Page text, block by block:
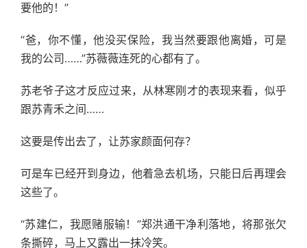
要他的！”
“爸，你不懂，他没买保险，我当然要跟他离婚，可是
我的公司……”苏薇薇连死的心都有了。
苏老爷子这才反应过来，从林寒刚才的表现来看，似乎
跟苏青禾之间……
这要是传出去了，让苏家颜面何存？
可是车已经开到身边，他着急去机场，只能日后再理会
这些了。
“苏建仁，我愿赌服输！”郑洪通干净利落地，将那张欠
条撕碎，马上又露出一抹冷笑。